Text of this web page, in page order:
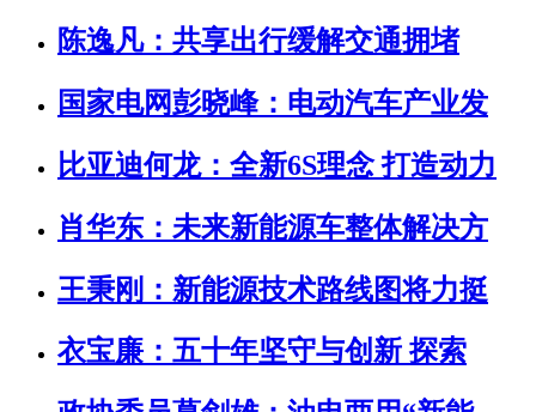
陈逸凡：共享出行缓解交通拥堵
国家电网彭晓峰：电动汽车产业发
比亚迪何龙：全新6S理念 打造动力
肖华东：未来新能源车整体解决方
王秉刚：新能源技术路线图将力挺
衣宝廉：五十年坚守与创新 探索